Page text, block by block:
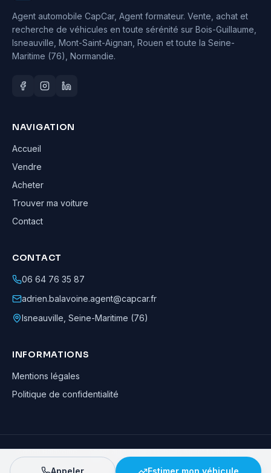
Agent automobile CapCar, Agent formateur. Vente, achat et
recherche de véhicules en toute sérénité sur Bois-Guillaume,
Isneauville, Mont-Saint-Aignan, Rouen et toute la Seine-
Maritime (76), Normandie.
NAVIGATION
Accueil
Vendre
Acheter
Trouver ma voiture
Contact
CONTACT
06 64 76 35 87
adrien.balavoine.agent@capcar.fr
Isneauville Seine-Maritime (76)
INFORMATIONS
Mentions légales
Politique de confidentialité
Adrien Balavoine—Agent automobile CapCar, Agent formateur· ©
· Tous droits réservés
Appeler Estimer mon véhicule